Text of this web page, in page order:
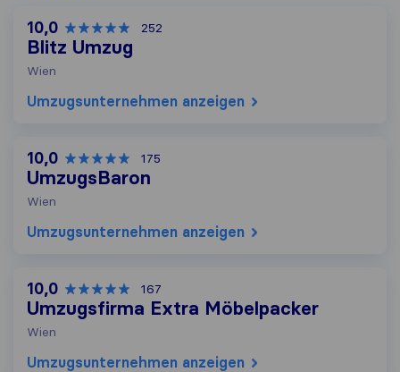
10,0 252
Blitz Umzug
Wien
Umzugs​unternehmen anzeigen
10,0 175
UmzugsBaron
Wien
Umzugs​unternehmen anzeigen
10,0 167
Umzugsfirma Extra Möbelpacker
Wien
Umzugs​unternehmen anzeigen